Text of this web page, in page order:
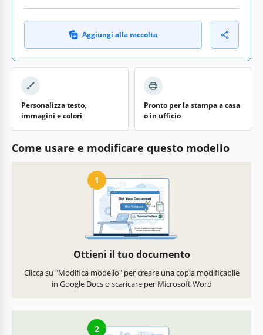
Aggiungi alla raccolta
Personalizza testo,
immagini e colori
Pronto per la stampa a casa
o in ufficio
Come usare e modificare questo modello
1
Ottieni il tuo documento
Clicca su "Modifica modello" per creare una copia modificabile
in Google Docs o scaricare per Microsoft Word
2